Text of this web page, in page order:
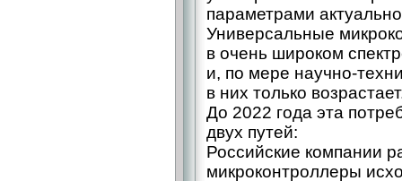
параметрами
Универсальные
в очень широком
и, по мере научно-­
в них только
До 2022 года эта
двух путей:
Российские компании
микроконтроллеры